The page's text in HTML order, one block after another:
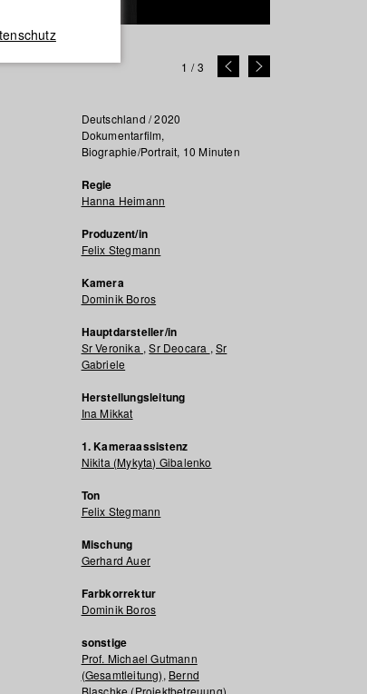
1 /3
Deutschland / 2020
Dokumentarfilm,
Biographie/Portrait, 10 Minuten
Regie
Hanna Heimann
Produzent/in
Felix Stegmann
Kamera
Dominik Boros
Hauptdarsteller/in
Sr Veronika ,Sr Deocara , Sr
Gabriele
Herstellungsleitung
Ina Mikkat
1. Kameraassistenz
Nikita (Mykyta) Gibalenko
Ton
Felix Stegmann
Mischung
Gerhard Auer
Farbkorrektur
Dominik Boros
sonstige
Prof. Michael Gutmann
(Gesamtleitung), Bernd
Blaschke (Projektbetreuung),